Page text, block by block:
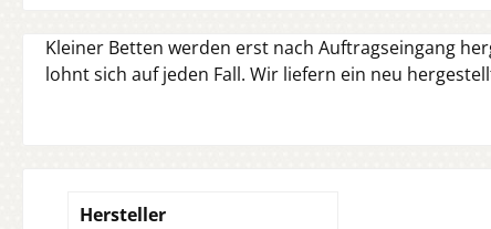
Kleiner Betten werden erst nach Auftragseingang
lohnt sich auf jeden Fall. Wir liefern ein neu
Hersteller